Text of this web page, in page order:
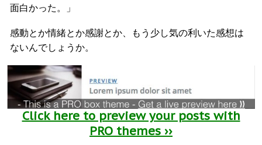
面白かった。」
感動とか情緒とか感謝とか、もう少し気の利いた感想は
ないんでしょうか。
Click here to preview your posts with
PRO themes ››